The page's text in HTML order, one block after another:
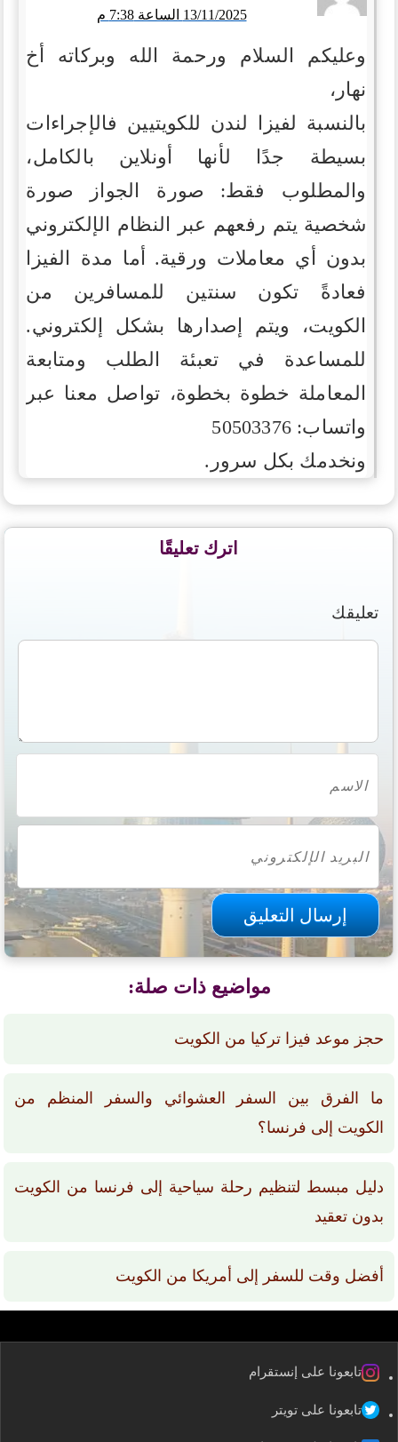
13/11/2025 الساعة 7:38 م
وعليكم السلام ورحمة الله وبركاته أخ
نهار،
بالنسبة لفيزا لندن للكويتيين فالإجراءات
بسيطة جدًا لأنها أونلاين بالكامل،
والمطلوب فقط:
صورة الجواز
صورة
شخصية يتم رفعهم عبر النظام الإلكتروني
بدون أي معاملات ورقية.
أما مدة الفيزا
فعادةً تكون سنتين للمسافرين من
الكويت، ويتم إصدارها بشكل إلكتروني.
للمساعدة في تعبئة الطلب ومتابعة
المعاملة خطوة بخطوة، تواصل معنا عبر
واتساب: 50503376
ونخدمك بكل سرور.
اترك تعليقًا
تعليقك
مواضيع ذات صلة:
حجز موعد فيزا تركيا من الكويت
ما الفرق بين السفر العشوائي والسفر المنظم من
الكويت إلى فرنسا؟
دليل مبسط لتنظيم رحلة سياحية إلى فرنسا من الكويت
بدون تعقيد
أفضل وقت للسفر إلى أمريكا من الكويت
تابعونا على إنستقرام
تابعونا على تويتر